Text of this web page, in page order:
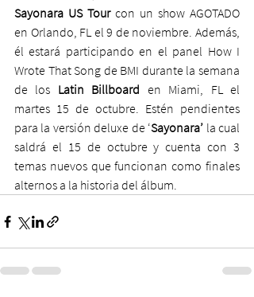
Sayonara US Tour con un show AGOTADO
en Orlando, FL el 9 de noviembre. Además,
él estará participando en el panel How I
Wrote That Song de BMI durante la semana
de los Latin Billboard en Miami, FL el
martes 15 de octubre. Estén pendientes
para la versión deluxe de ‘Sayonara’ la cual
saldrá el 15 de octubre y cuenta con 3
temas nuevos que funcionan como finales
alternos a la historia del álbum.